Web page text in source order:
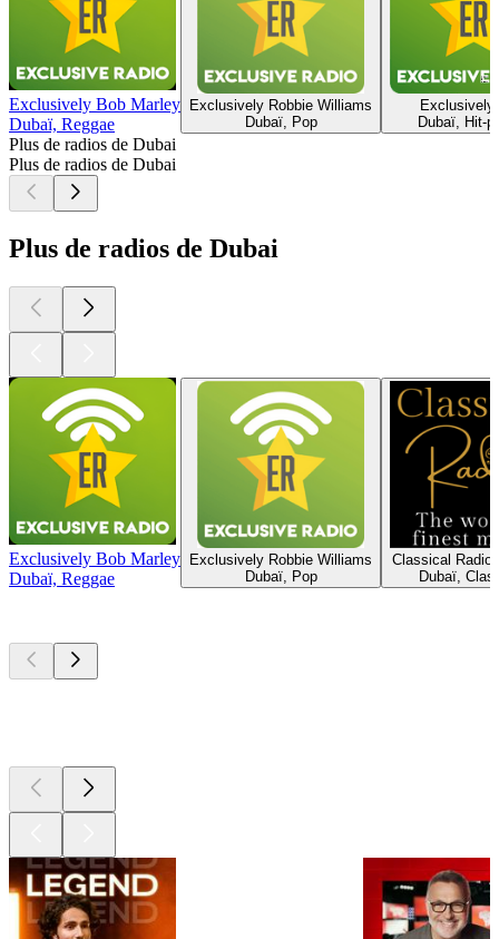
Exclusively Bob Marley
Dubaï, Reggae
Exclusively Robbie Williams
Dubaï, Pop
Exclusively
Dubaï, Hit-
Plus de radios de Dubai
Plus de radios de Dubai
Plus de radios de Dubai
Exclusively Bob Marley
Dubaï, Reggae
Exclusively Robbie Williams
Dubaï, Pop
Classical Radio
Dubaï,